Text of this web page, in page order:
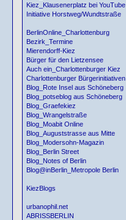
Kiez_Klausenerplatz bei YouTube
Initiative Horstweg/Wundtstraße
BerlinOnline_Charlottenburg
Bezirk_Termine
Mierendorff-Kiez
Bürger für den Lietzensee
Auch ein_Charlottenburger Kiez
Charlottenburger Bürgerinitiativen
Blog_Rote Insel aus Schöneberg
Blog_potseblog aus Schöneberg
Blog_Graefekiez
Blog_Wrangelstraße
Blog_Moabit Online
Blog_Auguststrasse aus Mitte
Blog_Modersohn-Magazin
Blog_Berlin Street
Blog_Notes of Berlin
Blog@inBerlin_Metropole Berlin
KiezBlogs
urbanophil.net
ABRISSBERLIN